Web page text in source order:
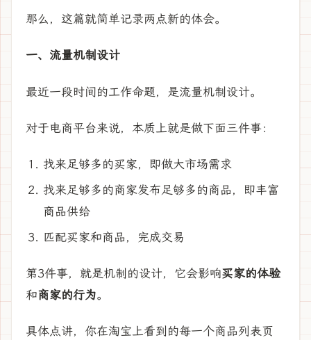
那么，这篇就简单记录两点新的体会。
一、流量机制设计
最近一段时间的工作命题，是流量机制设计。
对于电商平台来说，本质上就是做下面三件事：
找来足够多的买家，即做大市场需求
找来足够多的商家发布足够多的商品，即丰富
商品供给
匹配买家和商品，完成交易
第3件事，就是机制的设计，它会影响买家的体验
和商家的行为。
具体点讲，你在淘宝上看到的每一个商品列表页